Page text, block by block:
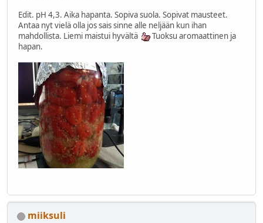
Edit. pH 4,3. Aika hapanta. Sopiva suola. Sopivat mausteet.
Antaa nyt vielä olla jos sais sinne alle neljään kun ihan
mahdollista. Liemi maistui hyvältä
Tuoksu aromaattinen ja
hapan.
miiksuli